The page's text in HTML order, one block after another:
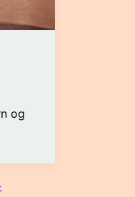
og